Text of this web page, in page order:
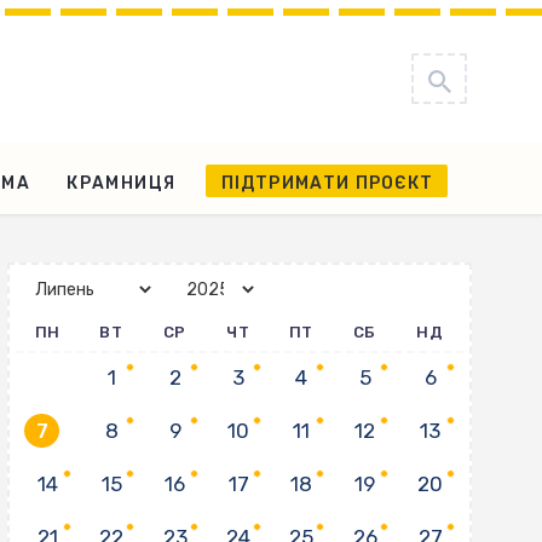
КРАМНИЦЯ ПІДТРИМАТИ ПРОЄКТ
ПН ВТ СР ЧТ ПТ СБ НД
1 2 3 4 5 6
7 8 9 10 11 12 13
14 15 16 17 18 19 20
21 22 23 24 25 26 27